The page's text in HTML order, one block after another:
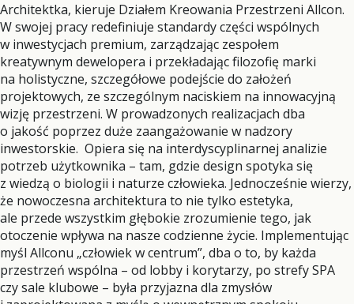
Architektka, kieruje Działem Kreowania Przestrzeni Allcon.
W swojej pracy redefiniuje standardy części wspólnych
w inwestycjach premium, zarządzając zespołem
kreatywnym dewelopera i przekładając filozofię marki
na holistyczne, szczegółowe podejście do założeń
projektowych, ze szczególnym naciskiem na innowacyjną
wizję przestrzeni. W prowadzonych realizacjach dba
o jakość poprzez duże zaangażowanie w nadzory
inwestorskie. Opiera się na interdyscyplinarnej analizie
potrzeb użytkownika – tam, gdzie design spotyka się
z wiedzą o biologii i naturze człowieka. Jednocześnie wierzy,
że nowoczesna architektura to nie tylko estetyka,
ale przede wszystkim głębokie zrozumienie tego, jak
otoczenie wpływa na nasze codzienne życie. Implementując
myśl Allconu „człowiek w centrum”, dba o to, by każda
przestrzeń wspólna – od lobby i korytarzy, po strefy SPA
czy sale klubowe – była przyjazna dla zmysłów